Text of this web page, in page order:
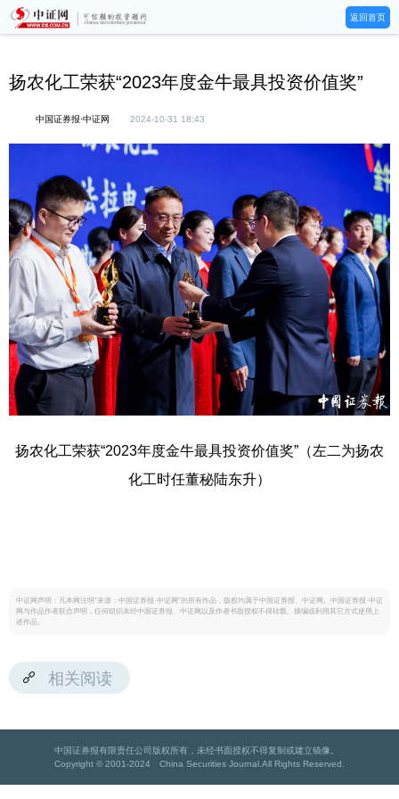
返回首页
扬农化工荣获“2023年度金牛最具投资价值奖”
中国证券报·中证网 2024-10-31 18:43
扬农化工荣获“2023年度金牛最具投资价值奖”（左二为扬农
化工时任董秘陆东升）
中证网声明：凡本网注明“来源：中国证券报·中证网”的所有作品，版权均属于中国证券报、中证网。中国证券报·中证
网与作品作者联合声明，任何组织未经中国证券报、中证网以及作者书面授权不得转载、摘编或利用其它方式使用上
述作品。
相关阅读
中国证券报有限责任公司版权所有，未经书面授权不得复制或建立镜像。
Copyright © 2001-2024 China Securities Journal.All Rights Reserved.